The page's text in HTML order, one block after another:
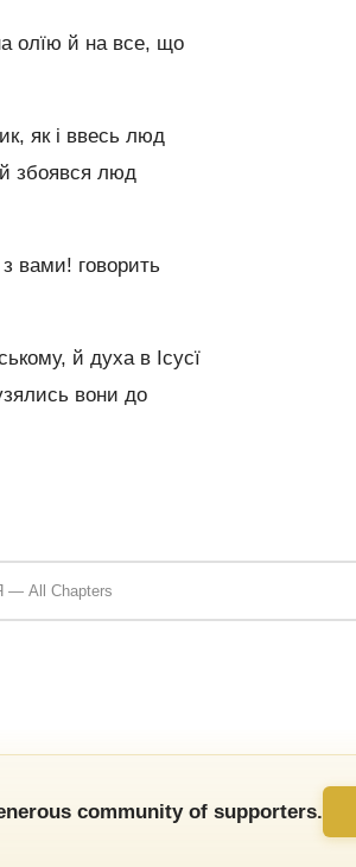
олїю й на все, що
як і ввесь люд
й збоявся люд
вами! говорить
й духа в Ісусї
вони до
All Chapters
community of supporters.